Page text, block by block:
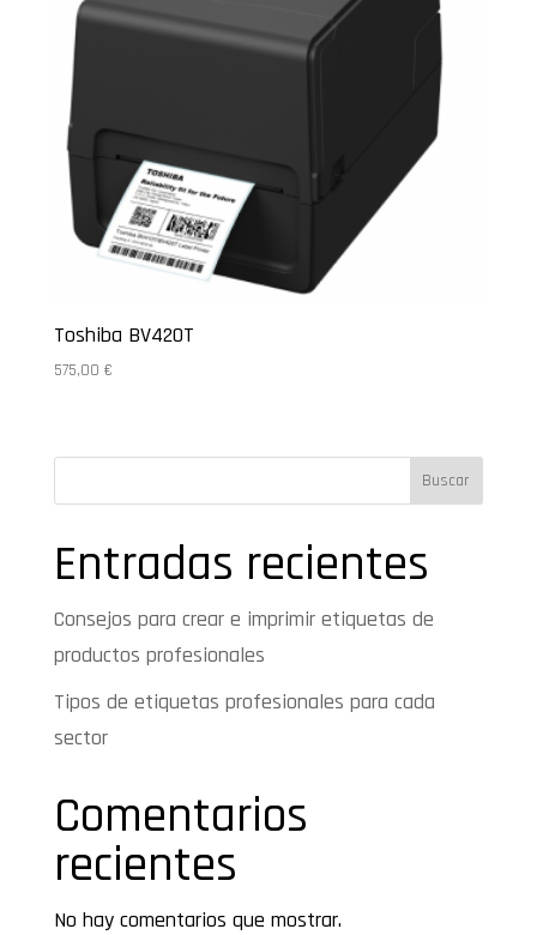
Toshiba BV420T
575,00 €
Buscar
Entradas recientes
Consejos para crear e imprimir etiquetas de
productos profesionales
Tipos de etiquetas profesionales para cada
sector
Comentarios
recientes
No hay comentarios que mostrar.